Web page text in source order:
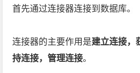
首先通过连接器连接到数据库。
连接器的主要作用是建立连接，
持连接，管理连接。